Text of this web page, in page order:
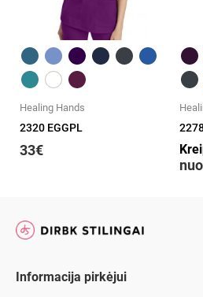
Greita peržiūra
Healing Hands
2320 EGGPL
33€
Informacija pirkėjui